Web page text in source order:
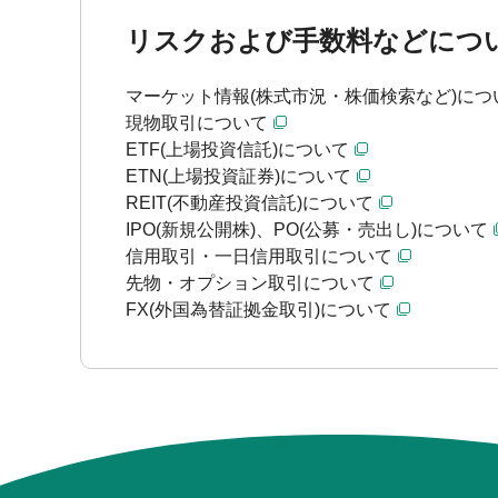
リスクおよび手数料などにつ
マーケット情報(株式市況・株価検索など)につ
現物取引について
ETF(上場投資信託)について
ETN(上場投資証券)について
REIT(不動産投資信託)について
IPO(新規公開株)、PO(公募・売出し)について
信用取引・一日信用取引について
先物・オプション取引について
FX(外国為替証拠金取引)について